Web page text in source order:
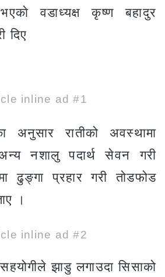
वडाध्यक्ष कृष्ण बहादुर
दिए
inline ad #1
अनुसार रातीको अवस्थामा
नशालु पदार्थ सेवन गरी
ढुङ्गा प्रहार गरी तोडफोड
।
inline ad #2
सहयोगीले झाडु लगाउदा सिसाको